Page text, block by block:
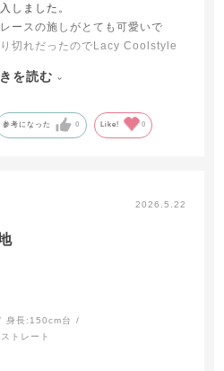
しました。
ースの施しがとても可愛いで
切れだったのでLacy Coolstyle
、セット着用でも問題なさそう^
を読む
参考になった 0 Like! 0
2026.5.22
身長: 150cm台
トレート